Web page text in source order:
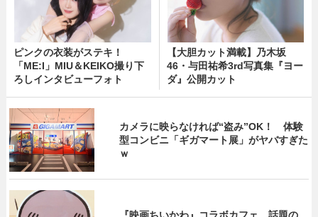
ピンクの衣装がステキ！
「ME:I」MIU＆KEIKO撮り下
ろしインタビューフォト
【大胆カット満載】乃木坂
46・与田祐希3rd写真集『ヨー
ダ』公開カット
カメラに映らなければ“盗み”OK！ 体験
型コンビニ「ギガマート展」がヤバすぎた
ｗ